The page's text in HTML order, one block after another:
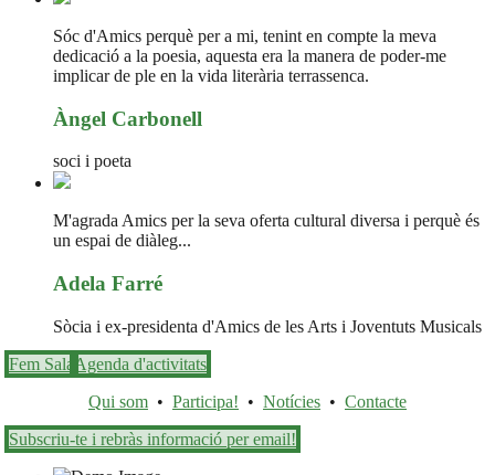
Sóc d'Amics perquè per a mi, tenint en compte la meva
dedicació a la poesia, aquesta era la manera de poder-me
implicar de ple en la vida literària terrassenca.
Àngel Carbonell
soci i poeta
M'agrada Amics per la seva oferta cultural diversa i perquè és
un espai de diàleg...
Adela Farré
Sòcia i ex-presidenta d'Amics de les Arts i Joventuts Musicals
Fem Sala Agenda d'activitats
Qui som • Participa! • Notícies • Contacte
Subscriu-te i rebràs informació per email!